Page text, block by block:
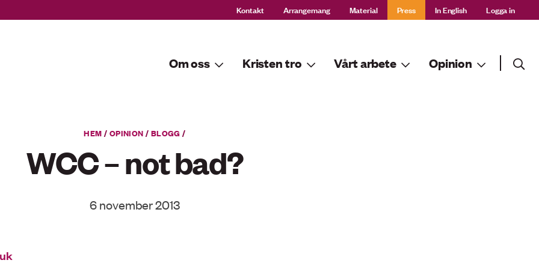
Kontakt Arrangemang Material Press In English Logga in
Om oss Kristen tro Vårt arbete Opinion Sök
HEM / OPINION / BLOGG /
WCC – not bad?
6 november 2013